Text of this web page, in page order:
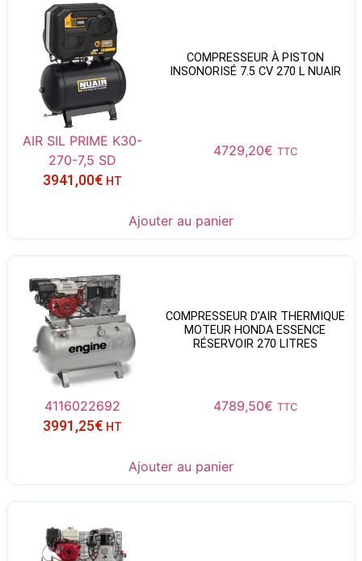
COMPRESSEUR À PISTON
INSONORISÉ 7.5 CV 270 L NUAIR
AIR SIL PRIME K30-
270-7,5 SD
4729,20€ TTC
3941,00€ HT
Ajouter au panier
COMPRESSEUR D’AIR THERMIQUE
MOTEUR HONDA ESSENCE
RÉSERVOIR 270 LITRES
4116022692 4789,50€ TTC
3991,25€ HT
Ajouter au panier